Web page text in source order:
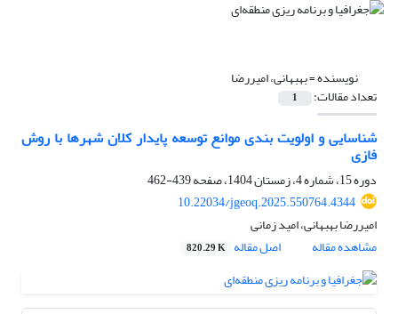
نویسنده =بهبهانی، امیررضا
تعداد مقالات: 1
شناسایی و اولویت بندی موانع توسعه پایدار کلان شهرها با روش
فازی
دوره 15، شماره 4، زمستان 1404، صفحه
439-462
10.22034/jgeoq.2025.550764.4344
امیررضا بهبهانی، امید زمانی
مشاهده مقاله
اصل مقاله 820.29 K